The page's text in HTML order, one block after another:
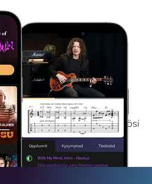
Ilmaiseksi
saat koko sisältömme käyttöösi
ajaksi.